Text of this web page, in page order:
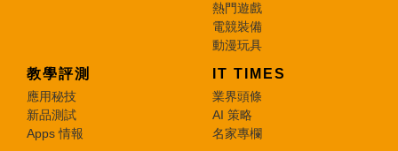
熱門遊戲
電競裝備
動漫玩具
教學評測
應用秘技
新品測試
Apps 情報
IT TIMES
業界頭條
AI 策略
名家專欄